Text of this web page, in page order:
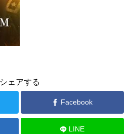
シェアする
Facebook
LINE